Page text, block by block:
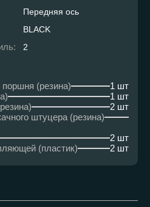
Передняя ось
BLACK
2
(резина)
1 шт
1 шт
2 шт
штуцера (резина)
2 шт
(пластик)
2 шт